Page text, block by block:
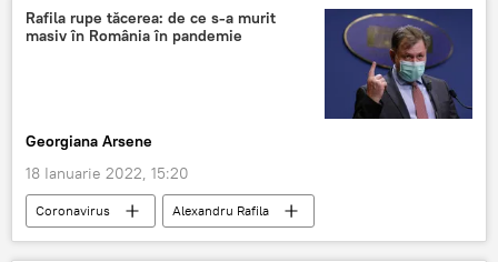
Rafila rupe tăcerea: de ce s-a murit
masiv în România în pandemie
Georgiana Arsene
18 Ianuarie 2022, 15:20
Coronavirus Alexandru Rafila